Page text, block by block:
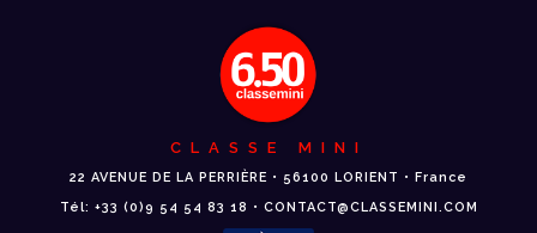
CLASSE MINI
22 AVENUE DE LA PERRIÈRE • 56100 LORIENT • France
Tél: +33 (0)9 54 54 83 18 • CONTACT@CLASSEMINI.COM